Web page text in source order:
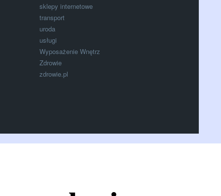
sklepy internetowe
transport
uroda
usługi
Wyposażenie Wnętrz
Zdrowie
zdrowie.pl